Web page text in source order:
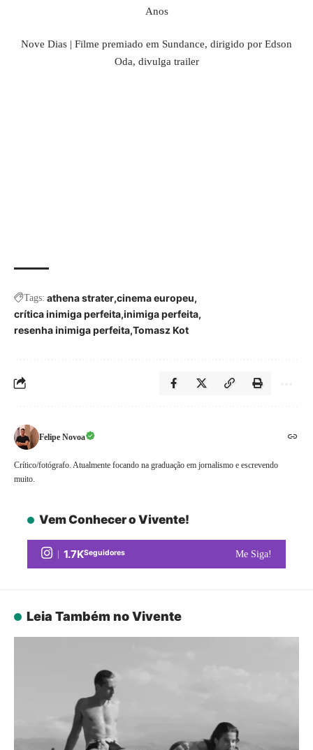
Anos
Nove Dias | Filme premiado em Sundance, dirigido por Edson
Oda, divulga trailer
Tags: athena strater cinema europeu
crítica inimiga perfeita inimiga perfeita
resenha inimiga perfeita Tomasz Kot
Felipe Novoa
Crítico/fotógrafo. Atualmente focando na graduação em jornalismo e escrevendo
muito.
Vem Conhecer o Vivente!
1.7KSeguidores Me Siga!
Leia Também no Vivente